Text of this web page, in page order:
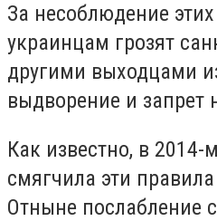
За несоблюдение
украинцам грозят
другими выходцами
выдворение и запрет
Как известно, в
смягчила эти
Отныне послабление